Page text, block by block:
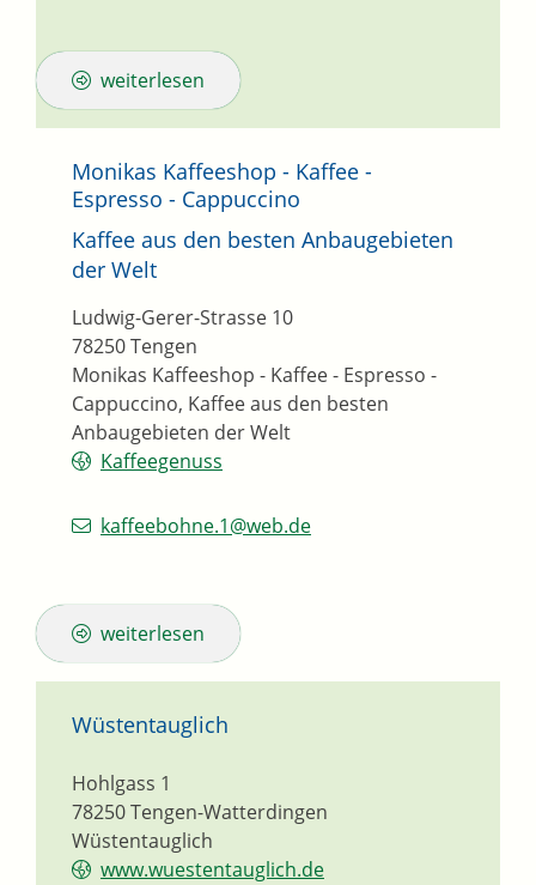
weiterlesen
Monikas Kaffeeshop - Kaffee -
Espresso - Cappuccino
Kaffee aus den besten Anbaugebieten
der Welt
Monikas Kaffeeshop - Kaffee - Espresso -
Cappuccino, Kaffee aus den besten
Anbaugebieten der Welt
Ludwig-Gerer-Strasse 10
78250Tengen
Kaffeegenuss
kaffeebohne.1@web.de
weiterlesen
Wüstentauglich
Wüstentauglich
Hohlgass 1
78250Tengen-Watterdingen
www.wuestentauglich.de